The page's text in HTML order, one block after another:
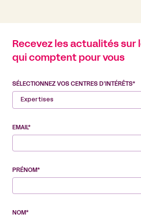
Recevez les actualités sur
qui comptent pour vous
SÉLECTIONNEZ VOS CENTRES D’INTÉRÊTS*
Expertises
EMAIL*
PRÉNOM*
NOM*